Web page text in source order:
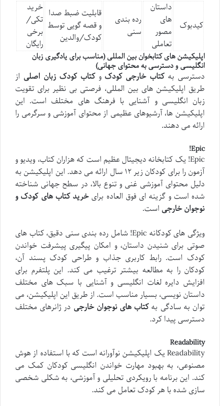
کیدبوک
داستان
های
مصور
تعاملی
رده بندی
سنی
قابلیت ضبط صدا
و قصه گویی توسط
کودک/والدین
خرید
تکی/
برخی
رایگان
اپلیکیشن های کتابخوان بین المللی (مناسب برای یادگیری زبان
انگلیسی و دسترسی به محتوای جهانی)
دسترسی به کتاب خارجی کودکوکتاب کودک زبان اصلی از
طریق اپلیکیشن های بین المللی، فرصتی بی نظیر برای تقویت
زبان انگلیسی و آشنایی با فرهنگ های مختلف است. این
اپلیکیشن ها، آرشیوهای عظیمی از محتوای آموزشی و سرگرمی را
ارائه می دهند.
Epic!
Epic! یک کتابخانه دیجیتال عظیم است که هزاران کتاب، ویدیو و
آزمون را برای کودکان زیر ۱۲ سال ارائه می دهد. این اپلیکیشن به
دلیل محتوای آموزشی غنی و تنوع بالا، در سطح جهانی شناخته
شده است و گزینه ای فوق العاده برایخرید کتاب های کودک و
نوجوان خارجیاست.
ویژگی های کودکانه Epic! شامل رده بندی سنی دقیق، کتاب های
صوتی برای شنیدن داستان، و امکان پیگیری پیشرفت خواندن
کودک است. رابط کاربری جذاب و طراحی کودک پسند آن،
کودکان را به مطالعه بیشتر ترغیب می کند. این پلتفرم برای
افزایش دایره لغات انگلیسی و آشنایی با سبک های مختلف
داستان نویسی، بسیار مناسب است. از طریق این اپلیکیشن، می
توان به سادگی بهکتاب های نوجوان خارجی در ژانرهای مختلف
دسترسی پیدا کرد.
Readability
Readability یک اپلیکیشن نوآورانه است که با استفاده از هوش
مصنوعی، به بهبود مهارت خواندن انگلیسی کودکان کمک می
کند. این برنامه با رویکردی تحلیلی و آموزشی، به شکلی شخصی
سازی شده با هر کودک تعامل می کند.